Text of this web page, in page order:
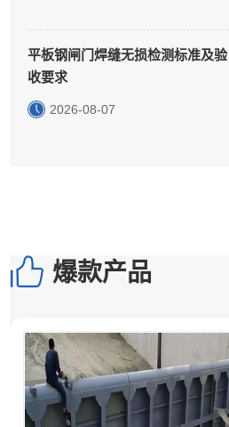
平板钢闸门焊缝无损检测标准及验
收要求
2026-08-07
爆款产品